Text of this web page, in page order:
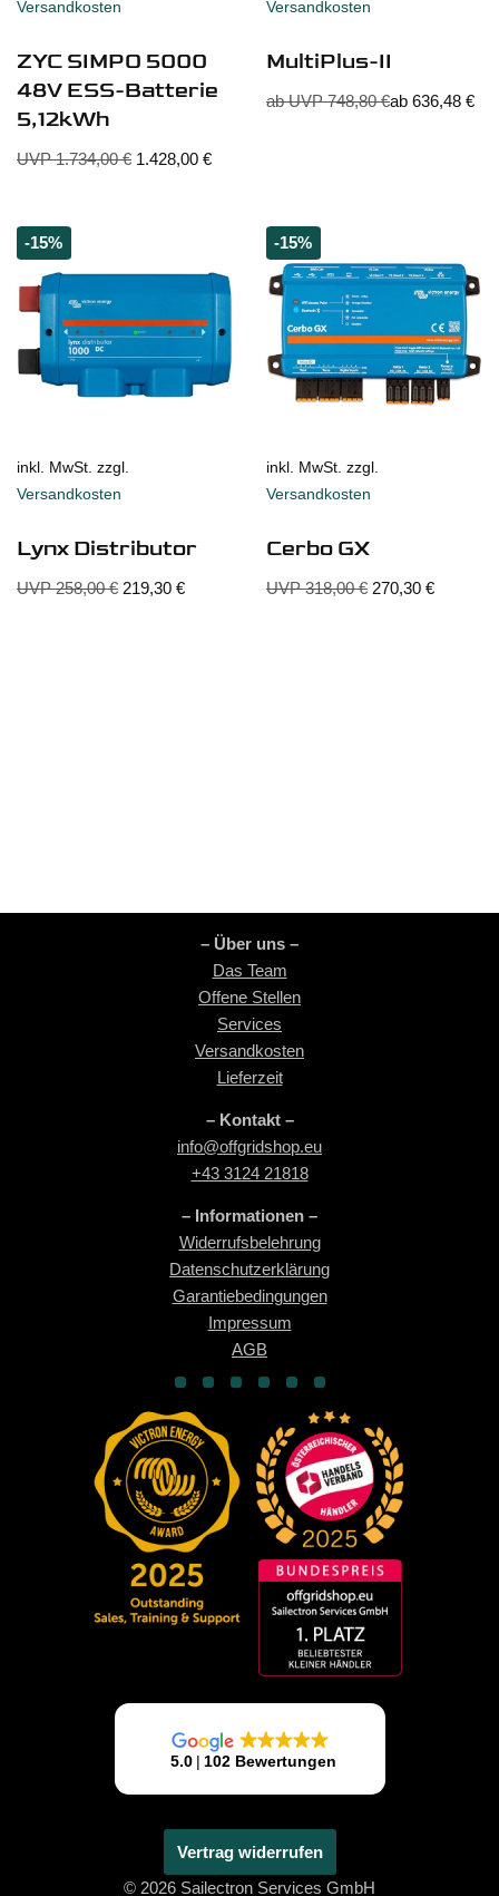
Versandkosten
ZYC SIMPO 5000
48V ESS-Batterie
5,12kWh
UVP1.734,00€ 1.428,00 €
Versandkosten
MultiPlus-II
ab UVP748,80€ab 636,48 €
-15%
inkl. MwSt. zzgl.
Versandkosten
Lynx Distributor
UVP258,00€ 219,30 €
-15%
inkl. MwSt. zzgl.
Versandkosten
Cerbo GX
UVP318,00€ 270,30 €
– Über uns –
Das Team
Offene Stellen
Services
Versandkosten
Lieferzeit
– Kontakt –
info@offgridshop.eu
+43 3124 21818
– Informationen –
Widerrufsbelehrung
Datenschutzerklärung
Garantiebedingungen
Impressum
AGB
Vertrag widerrufen
© 2026 Sailectron Services GmbH